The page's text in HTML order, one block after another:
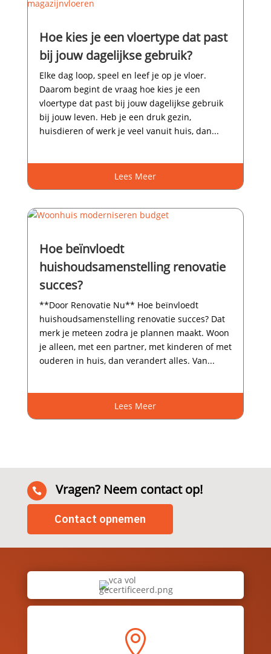
Hoe kies je een vloertype dat past
bij jouw dagelijkse gebruik?
Elke dag loop, speel en leef je op je vloer.​
Daarom begint de vraag hoe kies je een
vloertype dat past bij jouw dagelijkse gebruik
bij jouw leven.​ Heb je een druk gezin,
huisdieren of werk je veel vanuit huis, dan...
Lees Meer
Hoe beïnvloedt
huishoudsamenstelling renovatie
succes?
**Door Renovatie Nu** Hoe beïnvloedt
huishoudsamenstelling renovatie succes? Dat
merk je meteen zodra je plannen maakt.​ Woon
je alleen, met een partner, met kinderen of met
ouderen in huis, dan verandert alles.​ Van...
Lees Meer
 Vragen? Neem contact op!
Contact opnemen
